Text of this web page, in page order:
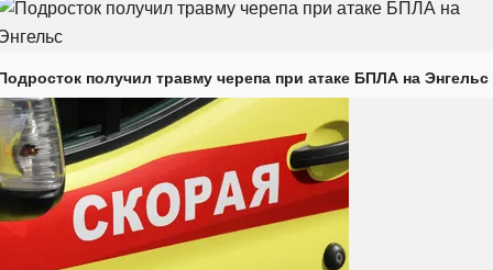
получил травму черепа при атаке БПЛА на Энгельс